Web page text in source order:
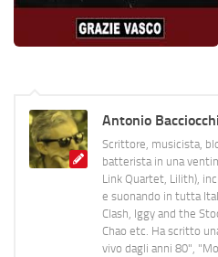
Antonio Bacciocchi
Scrittore, musicista,
batterista in una
Link Quartet, Lilith),
e suonando in tutta
Clash, Iggy and the
Chao etc. Ha scritto
vivo dagli anni 80",